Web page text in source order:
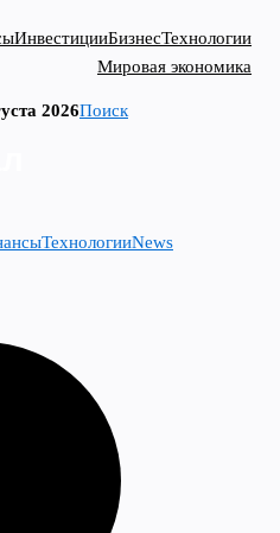
ИнвестицииБизнесТехнологии
Мировая экономика
2026Поиск
ТехнологииNews